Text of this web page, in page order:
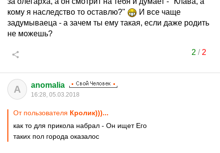
кому я наследство то оставлю?"
И все чаще
задумываеца - а зачем ты ему такая, если даже родить
не можешь?
2 / 2
A anomalia
16:28, 05.03.2018
От пользователя Кролик)))...
как то для прикола набрал - Он ищет Его
таких пол города оказалос